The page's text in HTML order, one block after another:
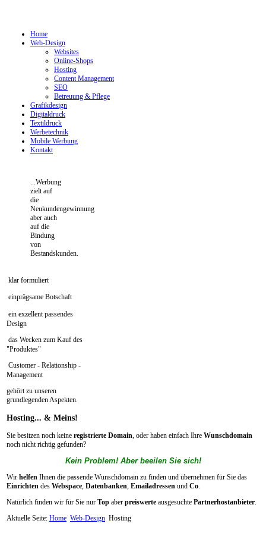
Home
Web-Design
Websites
Online-Shops
Hosting
Content Management
SEO
Betreuung & Pflege
Grafikdesign
Digitaldruck
Textildruck
Werbetechnik
Mobile Werbung
Kontakt
...Werbung
zielt auf
die
Neukundengewinnung
aber auch
auf die
Bindung
von
Bestandskunden.
klar formuliert
einprägsame Botschaft
ein exzellent passendes
Design
das Wecken zum Kauf des
"Produktes"
Customer - Relationship -
Management
gehört zu unseren
grundlegenden Aspekten.
Hosting... & Meins!
Sie besitzen noch keine registrierte Domain, oder haben einfach Ihre Wunschdomain
noch nicht richtig gefunden?
Kein Problem! Aber beeilen Sie sich!
Wir helfen Ihnen die passende Wunschdomain zu finden und übernehmen für Sie das
Einrichten des Webspace, Datenbanken, Emailadressen und Co.
Natürlich finden wir für Sie nur Top aber preiswerte ausgesuchte Partnerhostanbieter.
Aktuelle Seite: Home Web-Design Hosting